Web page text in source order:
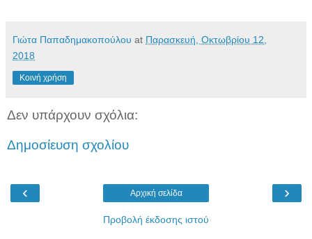
Γιώτα Παπαδημακοπούλου at Παρασκευή, Οκτωβρίου 12,
2018
Κοινή χρήση
Δεν υπάρχουν σχόλια:
Δημοσίευση σχολίου
‹ ›
Αρχική σελίδα
Προβολή έκδοσης ιστού